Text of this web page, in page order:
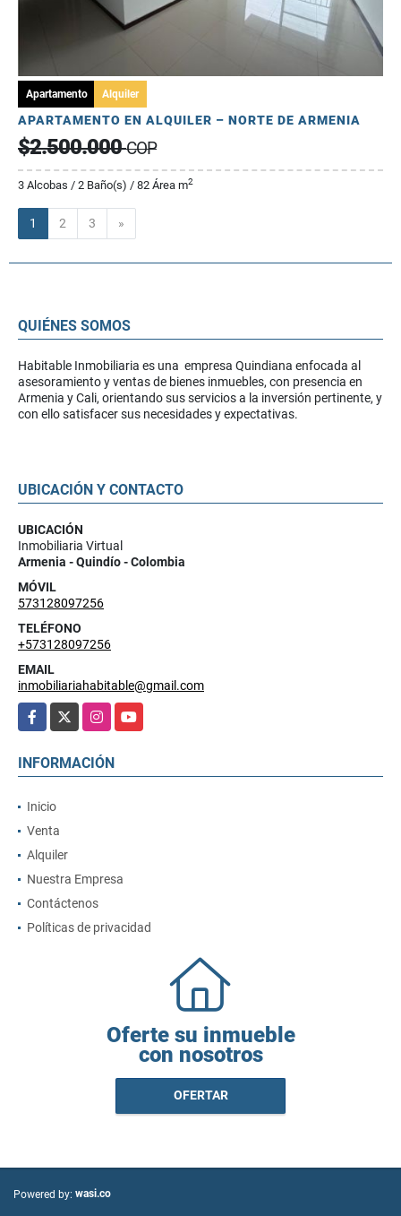
Apartamento Alquiler
APARTAMENTO EN ALQUILER – NORTE DE ARMENIA
$2.500.000COP
3 Alcobas / 2 Baño(s) / 82 Área m2
1 2 3 »
QUIÉNES SOMOS
Habitable Inmobiliaria es una empresa Quindiana enfocada al
asesoramiento y ventas de bienes inmuebles, con presencia en
Armenia y Cali, orientando sus servicios a la inversión pertinente, y
con ello satisfacer sus necesidades y expectativas.
UBICACIÓN Y CONTACTO
UBICACIÓN
Inmobiliaria Virtual
Armenia - Quindío - Colombia
MÓVIL
573128097256
TELÉFONO
+573128097256
EMAIL
inmobiliariahabitable@gmail.com
Facebook
InstagramYouTube
INFORMACIÓN
Inicio
Venta
Alquiler
Nuestra Empresa
Contáctenos
Políticas de privacidad
Oferte su inmueble
con nosotros
OFERTAR
Powered by: wasi.co